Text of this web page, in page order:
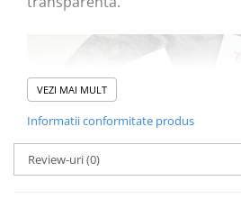
VEZI MAI MULT
Informatii conformitate produs
Review-uri(0)